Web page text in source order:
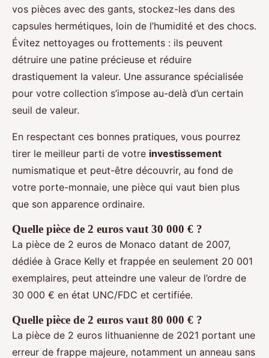
vos pièces avec des gants, stockez-les dans des
capsules hermétiques, loin de l’humidité et des chocs.
Évitez nettoyages ou frottements : ils peuvent
détruire une patine précieuse et réduire
drastiquement la valeur. Une assurance spécialisée
pour votre collection s’impose au-delà d’un certain
seuil de valeur.
En respectant ces bonnes pratiques, vous pourrez
tirer le meilleur parti de votre investissement
numismatique et peut-être découvrir, au fond de
votre porte-monnaie, une pièce qui vaut bien plus
que son apparence ordinaire.
Quelle pièce de 2 euros vaut 30 000 € ?
La pièce de 2 euros de Monaco datant de 2007,
dédiée à Grace Kelly et frappée en seulement 20 001
exemplaires, peut atteindre une valeur de l’ordre de
30 000 € en état UNC/FDC et certifiée.
Quelle pièce de 2 euros vaut 80 000 € ?
La pièce de 2 euros lithuanienne de 2021 portant une
erreur de frappe majeure, notamment un anneau sans